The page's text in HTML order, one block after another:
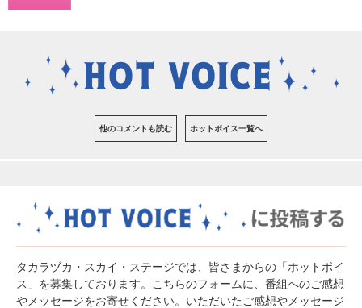
他のコメントも読む ホットボイス一覧へ
タカラヅカ・スカイ・ステージでは、皆さまからの「ホットボイ
ス」を募集しております。こちらのフォームに、番組へのご感想
やメッセージをお寄せください。いただいたご感想やメッセージ